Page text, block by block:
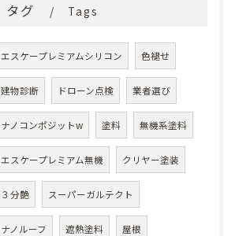
タグ Tags
エスケープレミアムシリコン 色褪せ
建物診断 ドローン点検 業者選び
ナノコンポジットw 塗料 無機系塗料
エスケープレミアム無機 クリヤー塗装
３分艶 スーパーガルテクト
ナノルーフ 遮熱塗料 屋根